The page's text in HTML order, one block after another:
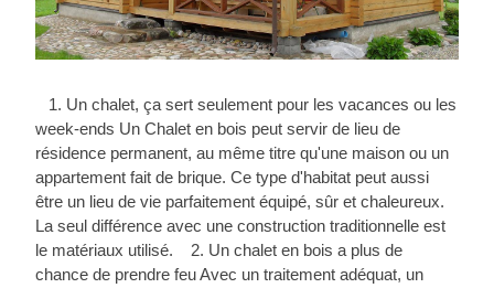
1. Un chalet, ça sert seulement pour les vacances ou les
week-ends Un Chalet en bois peut servir de lieu de
résidence permanent, au même titre qu'une maison ou un
appartement fait de brique. Ce type d'habitat peut aussi
être un lieu de vie parfaitement équipé, sûr et chaleureux.
La seul différence avec une construction traditionnelle est
le matériaux utilisé. 2. Un chalet en bois a plus de
chance de prendre feu Avec un traitement adéquat, un